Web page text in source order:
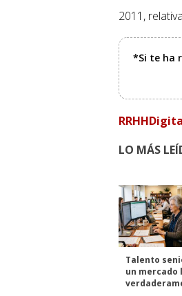
2011,
*Si te ha
LO MÁS
Talento
un mercado